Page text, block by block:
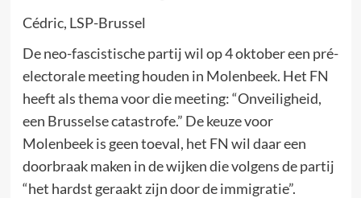
Cédric, LSP-Brussel
De neo-fascistische partij wil op 4 oktober een pré-
electorale meeting houden in Molenbeek. Het FN
heeft als thema voor die meeting: “Onveiligheid,
een Brusselse catastrofe.” De keuze voor
Molenbeek is geen toeval, het FN wil daar een
doorbraak maken in de wijken die volgens de partij
“het hardst geraakt zijn door de immigratie”.